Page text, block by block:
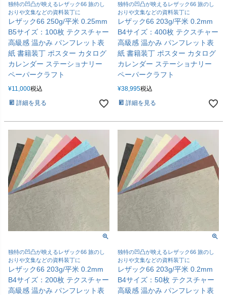
独特の凹凸が映えるレザック66 旅のし
おりや文集などの資料装丁に
レザック66 250g/平米 0.25mm
B5サイズ：100枚 テクスチャー
高級感 温かみ パンフレット表
紙 書籍装丁 ポスター カタログ
カレンダー ステーショナリー
ペーパークラフト
¥11,000税込
詳細を見る
独特の凹凸が映えるレザック66 旅のし
おりや文集などの資料装丁に
レザック66 203g/平米 0.2mm
B4サイズ：400枚 テクスチャー
高級感 温かみ パンフレット表
紙 書籍装丁 ポスター カタログ
カレンダー ステーショナリー
ペーパークラフト
¥38,995税込
詳細を見る
独特の凹凸が映えるレザック66 旅のし
おりや文集などの資料装丁に
レザック66 203g/平米 0.2mm
B4サイズ：200枚 テクスチャー
高級感 温かみ パンフレット表
独特の凹凸が映えるレザック66 旅のし
おりや文集などの資料装丁に
レザック66 203g/平米 0.2mm
B4サイズ：50枚 テクスチャー
高級感 温かみ パンフレット表